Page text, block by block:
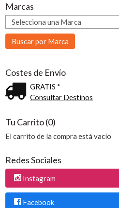
Marcas
Costes de Envío
GRATIS *
Consultar Destinos
Tu Carrito (0)
El carrito de la compra está vacío
Redes Sociales
Instagram
Facebook